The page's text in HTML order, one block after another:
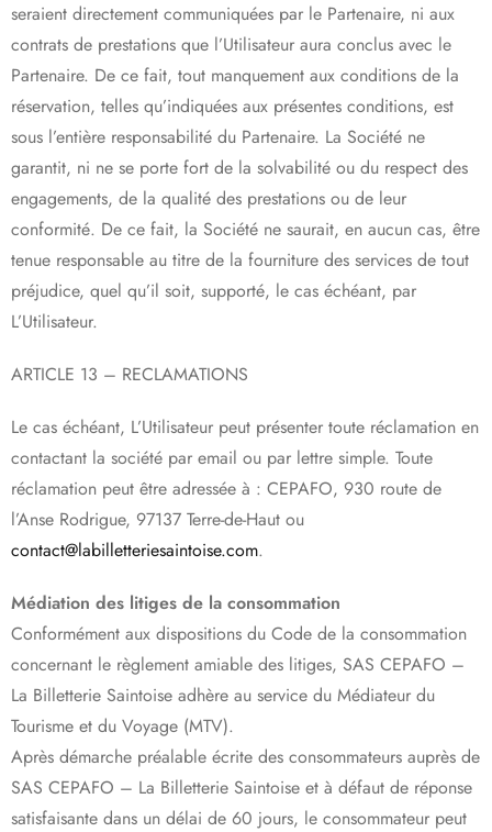
seraient directement communiquées par le Partenaire, ni aux
contrats de prestations que l’Utilisateur aura conclus avec le
Partenaire. De ce fait, tout manquement aux conditions de la
réservation, telles qu’indiquées aux présentes conditions, est
sous l’entière responsabilité du Partenaire. La Société ne
garantit, ni ne se porte fort de la solvabilité ou du respect des
engagements, de la qualité des prestations ou de leur
conformité. De ce fait, la Société ne saurait, en aucun cas, être
tenue responsable au titre de la fourniture des services de tout
préjudice, quel qu’il soit, supporté, le cas échéant, par
L’Utilisateur.
ARTICLE 13 – RECLAMATIONS
Le cas échéant, L’Utilisateur peut présenter toute réclamation en
contactant la société par email ou par lettre simple. Toute
réclamation peut être adressée à : CEPAFO, 930 route de
l’Anse Rodrigue, 97137 Terre-de-Haut ou
contact@labilletteriesaintoise.com.
Médiation des litiges de la consommation
Conformément aux dispositions du Code de la consommation
concernant le règlement amiable des litiges, SAS CEPAFO –
La Billetterie Saintoise adhère au service du Médiateur du
Tourisme et du Voyage (MTV).
Après démarche préalable écrite des consommateurs auprès de
SAS CEPAFO – La Billetterie Saintoise et à défaut de réponse
satisfaisante dans un délai de 60 jours, le consommateur peut